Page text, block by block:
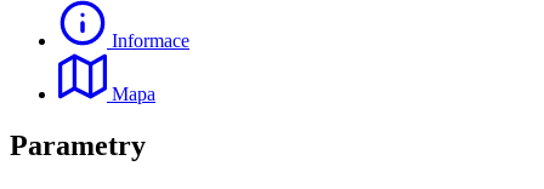
Informace
Mapa
Parametry